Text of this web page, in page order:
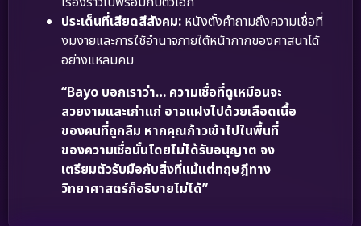
ประเด็นที่เสียดสีสังคม: หนังตั้งคำถามถึงความเชื่อที่
งมงายและการใช้อำนาจภายใต้หน้ากากของศาสนาได้
อย่างแหลมคม
“Bayo บอกเราว่า… ความเชื่อที่ดูเหมือนจะ
สวยงามและเก่าแก่ อาจแฝงไปด้วยเลือดเนื้อ
ของคนที่ถูกลืม หากคุณก้าวเข้าไปในพื้นที่
ของความเชื่อนั้นโดยไม่ได้รับอนุญาต จง
เตรียมตัวรับมือกับสิ่งที่แม้แต่ทฤษฎีทาง
วิทยาศาสตร์ก็อธิบายไม่ได้”